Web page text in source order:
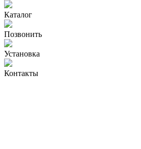
Каталог
Позвонить
Установка
Контакты